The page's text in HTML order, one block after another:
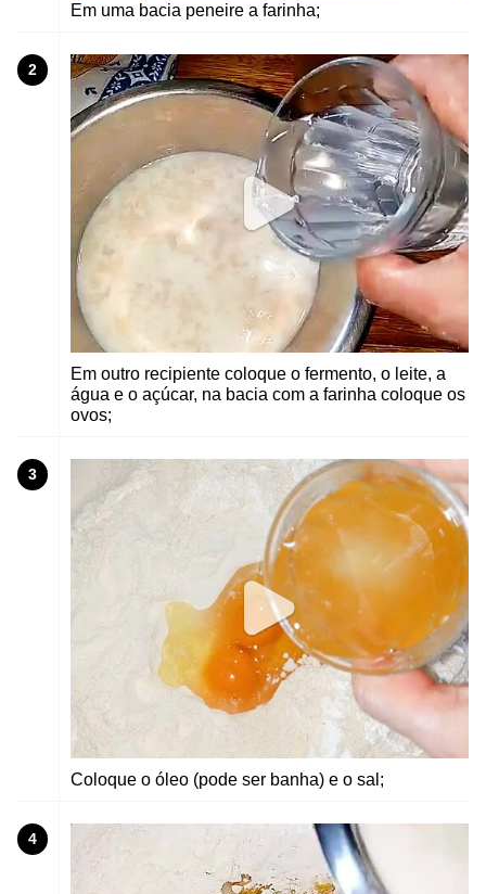
Em uma bacia peneire a farinha;
2
Em outro recipiente coloque o fermento, o leite, a
água e o açúcar, na bacia com a farinha coloque os
ovos;
3
Coloque o óleo (pode ser banha) e o sal;
4